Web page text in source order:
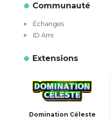
Communauté
Échanges
ID Ami
Extensions
Domination Céleste